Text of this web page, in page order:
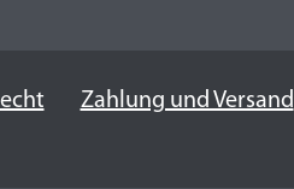
Zahlung und Versand